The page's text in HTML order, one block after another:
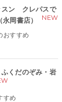
スン クレパスで
岡書店）
NEW
おすすめ
くだのぞみ・岩
すめ